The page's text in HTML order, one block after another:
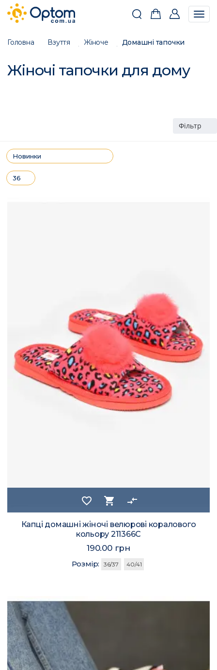
Головна
Взуття Жіноче Домашні тапочки
Жіночі тапочки для дому
Фільтр
favorite_border shopping_cart compare_arrows
Капці домашні жіночі велюрові коралового
кольору 211366C
190.00 грн
Розмір: 36/37 40/41